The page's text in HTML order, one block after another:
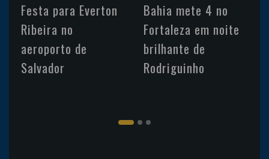
Festa para Everton
Ribeira no
aeroporto de
Salvador
Bahia mete 4 no
Fortaleza em noite
brilhante de
Rodriguinho